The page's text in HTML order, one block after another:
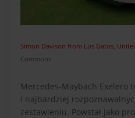
Simon Davison from Los Gatos,
Commons
Mercedes-Maybach Exelero
i najbardziej
zestawieniu. Powstał jako